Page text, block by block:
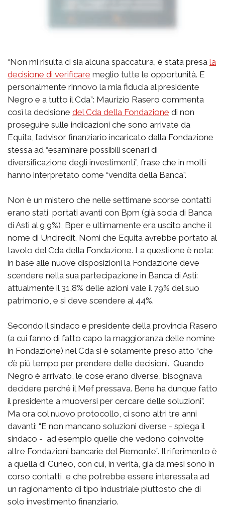
“Non mi risulta ci sia alcuna spaccatura, è stata presa la
decisione di verificare meglio tutte le opportunità. E
personalmente rinnovo la mia fiducia al presidente
Negro e a tutto il Cda”: Maurizio Rasero commenta
così la decisione del Cda della Fondazione di non
proseguire sulle indicazioni che sono arrivate da
Equita, l’advisor finanziario incaricato dalla Fondazione
stessa ad “esaminare possibili scenari di
diversificazione degli investimenti”, frase che in molti
hanno interpretato come “vendita della Banca”.
Non è un mistero che nelle settimane scorse contatti
erano stati portati avanti con Bpm (già socia di Banca
di Asti al 9,9%), Bper e ultimamente era uscito anche il
nome di Unciredit. Nomi che Equita avrebbe portato al
tavolo del Cda della Fondazione. La questione è nota:
in base alle nuove disposizioni la Fondazione deve
scendere nella sua partecipazione in Banca di Asti:
attualmente il 31,8% delle azioni vale il 79% del suo
patrimonio, e si deve scendere al 44%.
Secondo il sindaco e presidente della provincia Rasero
(a cui fanno di fatto capo la maggioranza delle nomine
in Fondazione) nel Cda si è solamente preso atto “che
c’è più tempo per prendere delle decisioni. Quando
Negro è arrivato, le cose erano diverse, bisognava
decidere perché il Mef pressava. Bene ha dunque fatto
il presidente a muoversi per cercare delle soluzioni”.
Ma ora col nuovo protocollo, ci sono altri tre anni
davanti: “E non mancano soluzioni diverse - spiega il
sindaco - ad esempio quelle che vedono coinvolte
altre Fondazioni bancarie del Piemonte”. Il riferimento è
a quella di Cuneo, con cui, in verità, già da mesi sono in
corso contatti, e che potrebbe essere interessata ad
un ragionamento di tipo industriale piuttosto che di
solo investimento finanziario.